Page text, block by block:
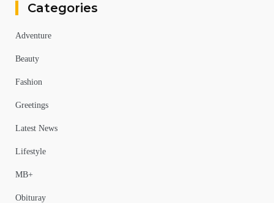
Categories
Adventure
Beauty
Fashion
Greetings
Latest News
Lifestyle
MB+
Obituray